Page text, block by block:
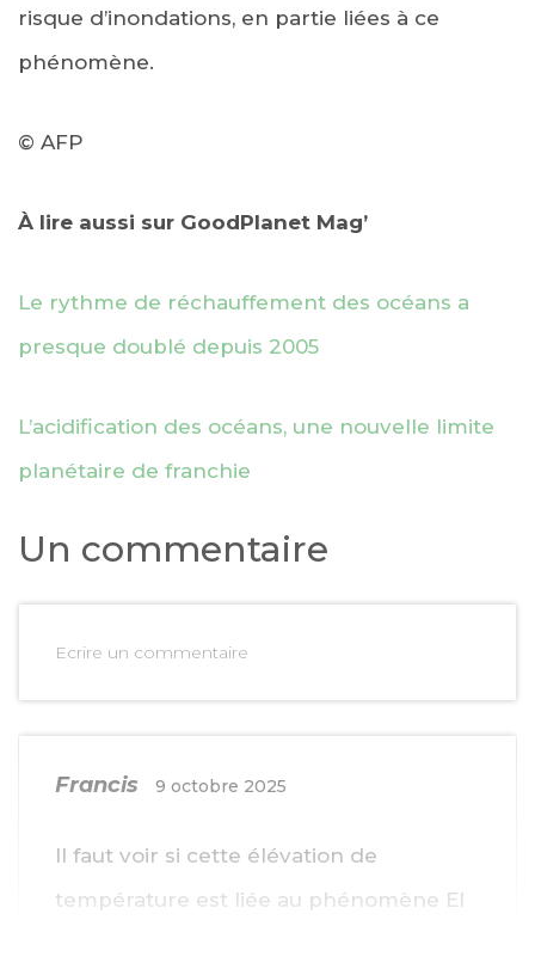
risque d’inondations, en partie liées à ce
phénomène.
© AFP
À lire aussi sur GoodPlanet Mag’
Le rythme de réchauffement des océans a
presque doublé depuis 2005
L’acidification des océans, une nouvelle limite
planétaire de franchie
Un commentaire
Ecrire un commentaire
Francis 9 octobre 2025
Il faut voir si cette élévation de
température est liée au phénomène El